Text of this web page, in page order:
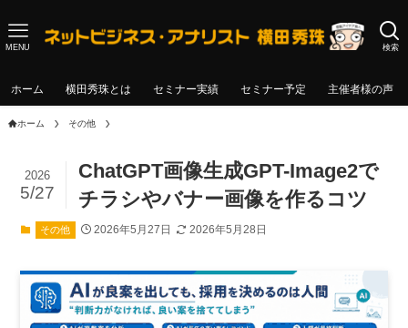
検索
MENU
ホーム 横田秀珠とは セミナー実績 セミナー予定 主催者様の声
ホーム その他
ChatGPT画像生成GPT-Image2で
チラシやバナー画像を作るコツ
2026
5/27
その他 2026年5月27日 2026年5月28日